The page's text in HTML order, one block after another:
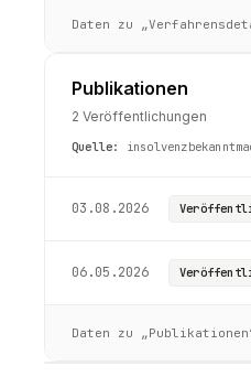
Daten zu
Publikationen
2 Veröffentlichungen
Quelle:
03.08.2026
06.05.2026
Daten zu